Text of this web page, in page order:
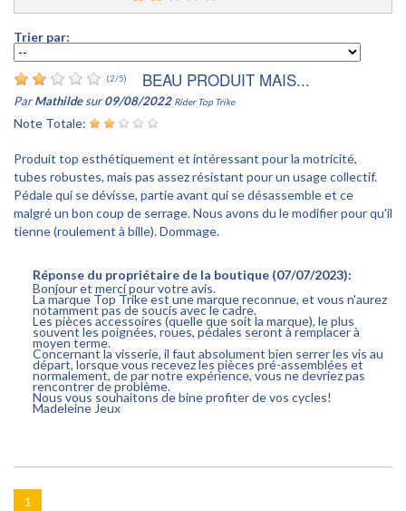
Trier par:
(2/5) BEAU PRODUIT MAIS...
ParMathildesur09/08/2022 Rider Top Trike
Note Totale:
Produit top esthétiquement et intéressant pour la motricité,
tubes robustes, mais pas assez résistant pour un usage collectif.
Pédale qui se dévisse, partie avant qui se désassemble et ce
malgré un bon coup de serrage. Nous avons du le modifier pour qu'il
tienne (roulement à bille). Dommage.
Réponse du propriétaire de la boutique (07/07/2023):
Bonjour et merci pour votre avis.
La marque Top Trike est une marque reconnue, et vous n'aurez
notamment pas de soucis avec le cadre.
Les pièces accessoires (quelle que soit la marque), le plus
souvent les poignées, roues, pédales seront à remplacer à
moyen terme.
Concernant la visserie, il faut absolument bien serrer les vis au
départ, lorsque vous recevez les pièces pré-assemblées et
normalement, de par notre expérience, vous ne devriez pas
rencontrer de problème.
Nous vous souhaitons de bine profiter de vos cycles!
Madeleine Jeux
1